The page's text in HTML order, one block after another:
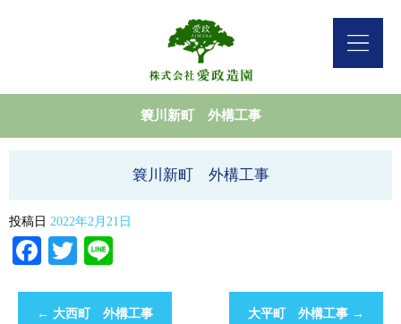
簔川新町 外構工事
簔川新町 外構工事
投稿日 2022年2月21日
Facebook
Twitter
← 大西町 外構工事 大平町 外構工事 →